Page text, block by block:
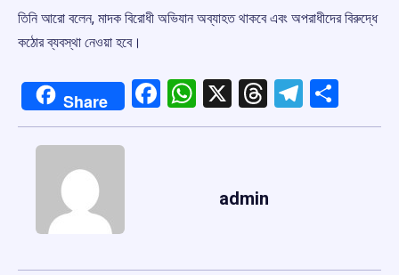
তিনি আরো বলেন, মাদক বিরোধী অভিযান অব্যাহত থাকবে এবং অপরাধীদের বিরুদ্ধে
কঠোর ব্যবস্থা নেওয়া হবে।
Share Facebook
WhatsApp
X Threads
admin